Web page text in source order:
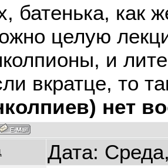
батенька, как
целую
и
вкратце, то
нет
Дата: